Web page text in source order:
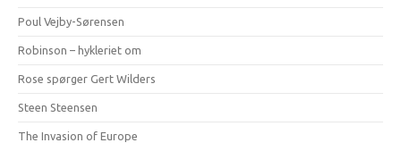
Poul Vejby-Sørensen
Robinson – hykleriet om
Rose spørger Gert Wilders
Steen Steensen
The Invasion of Europe